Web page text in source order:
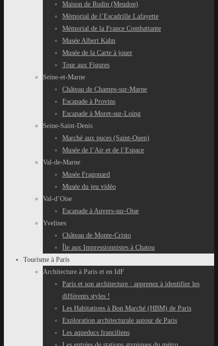
Maison de Rodin (Meudon)
Mémorial de l’Escadrille Lafayette
Mémorial de la France Combattante
Musée Albert Kahn
Musée de la Carte à jouer
Tour aux Figures
Seine-et-Marne
Château de Champs-sur-Marne
Escapade à Provins
Escapade à Moret-sur-Loing
Seine-Saint-Denis
Marché aux puces (Saint-Ouen)
Musée de l’Air et de l’Espace
Val-de-Marne
Musée Fragonard
Musée du jeu vidéo
Val-d’Oise
Escapade à Auvers-sur-Oise
Yvelines
Château de Monte-Cristo
Île aux Impressionnistes à Chatou
Tourisme à Paris
Architecture à Paris et en IdF
Paris et son architecture : apprenez à identifier les
différents styles !
Les Habitations à Bon Marché (HBM) de Paris
Exploration architecturale autour de Paris
Les aqueducs franciliens